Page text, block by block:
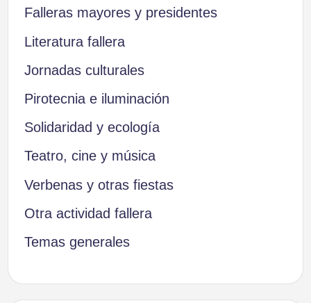
Falleras mayores y presidentes
Literatura fallera
Jornadas culturales
Pirotecnia e iluminación
Solidaridad y ecología
Teatro, cine y música
Verbenas y otras fiestas
Otra actividad fallera
Temas generales